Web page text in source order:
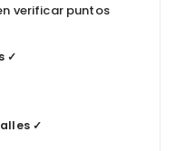
verificar puntos
✓
✓